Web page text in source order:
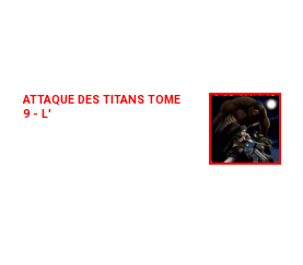
ATTAQUE DES TITANS TOME
9 - L'